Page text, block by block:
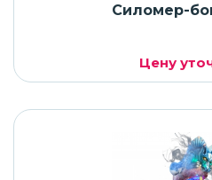
Силомер-
Цену